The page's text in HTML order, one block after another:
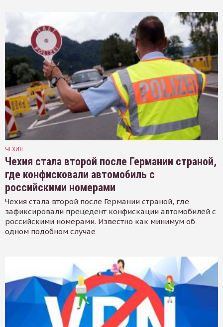
ЧЕХИЯ
Чехия стала второй после Германии страной,
где конфисковали автомобиль с
российскими номерами
Чехия стала второй после Германии страной, где
зафиксировали прецедент конфискации автомобилей с
российскими номерами. Известно как минимум об
одном подобном случае